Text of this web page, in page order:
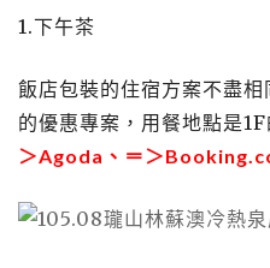
1.下午茶
飯店包裝的住宿方案不盡
的優惠專案，用餐地點是
＞Agoda 、＝＞